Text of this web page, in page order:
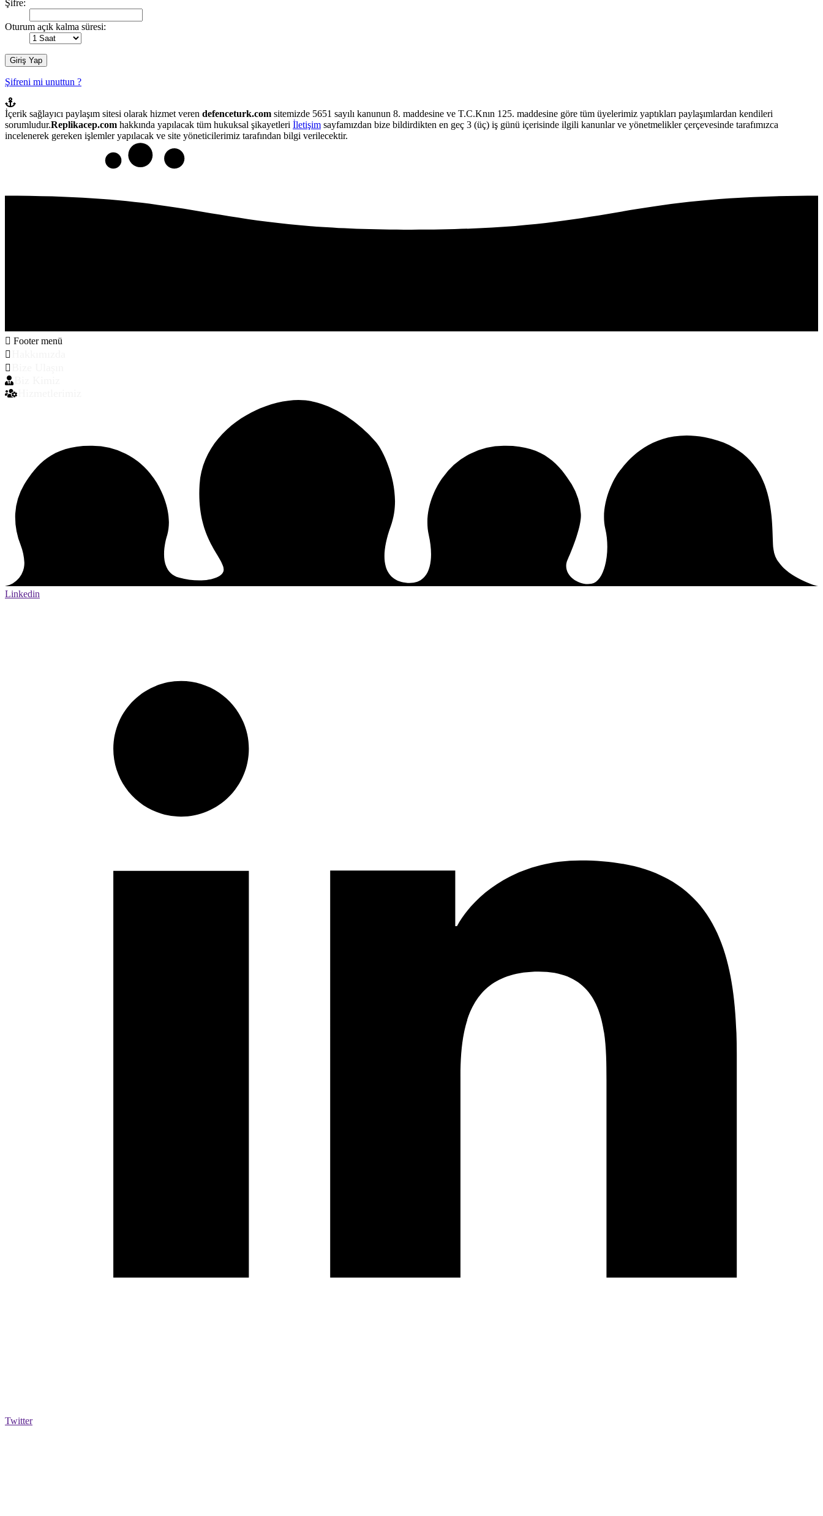
Şifre:
Oturum açık kalma süresi:
Şifreni mi unuttun ?
İçerik sağlayıcı paylaşım sitesi olarak hizmet veren defenceturk.com sitemizde 5651 sayılı kanunun 8. maddesine ve T.C.Knın 125. maddesine göre tüm üyelerimiz yaptıkları paylaşımlardan kendileri
sorumludur.Replikacep.com hakkında yapılacak tüm hukuksal şikayetleri İletişim sayfamızdan bize bildirdikten en geç 3 (üç) iş günü içerisinde ilgili kanunlar ve yönetmelikler çerçevesinde tarafımızca
incelenerek gereken işlemler yapılacak ve site yöneticilerimiz tarafından bilgi verilecektir.
Footer menü
Linkedin
Twitter